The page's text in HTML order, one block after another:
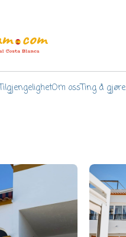
Om ossTing å gjøre